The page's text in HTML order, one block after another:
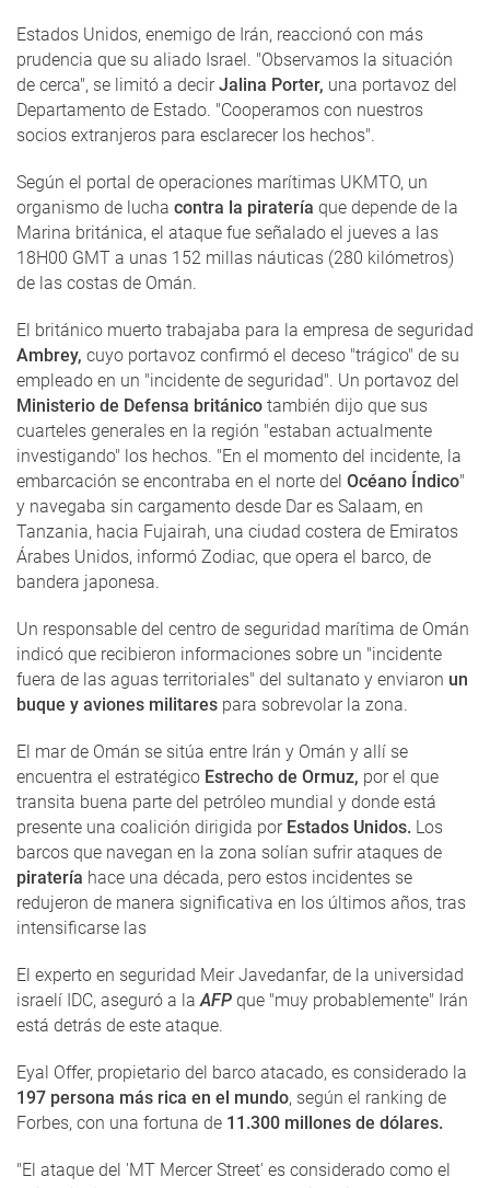
Estados Unidos, enemigo de Irán, reaccionó con más
prudencia que su aliado Israel. "Observamos la situación
de cerca", se limitó a decirJalina Porter, una portavoz del
Departamento de Estado. "Cooperamos con nuestros
socios extranjeros para esclarecer los hechos".
Según el portal de operaciones marítimas UKMTO, un
organismo de lucha contra la piratería que depende de la
Marina británica, el ataque fue señalado el jueves a las
18H00 GMT a unas 152 millas náuticas (280 kilómetros)
de las costas de Omán.
El británico muerto trabajaba para la empresa de seguridad
Ambrey, cuyo portavoz confirmó el deceso "trágico" de su
empleado en un "incidente de seguridad". Un portavoz del
Ministerio de Defensa británico también dijo que sus
cuarteles generales en la región "estaban actualmente
investigando" los hechos. "En el momento del incidente, la
embarcación se encontraba en el norte del Océano Índico"
y navegaba sin cargamento desde Dar es Salaam, en
Tanzania, hacia Fujairah, una ciudad costera de Emiratos
Árabes Unidos, informó Zodiac, que opera el barco, de
bandera japonesa.
Un responsable del centro de seguridad marítima de Omán
indicó que recibieron informaciones sobre un "incidente
fuera de las aguas territoriales" del sultanato y enviaron un
buque y aviones militares para sobrevolar la zona.
El mar de Omán se sitúa entre Irán y Omán y allí se
encuentra el estratégico Estrecho de Ormuz, por el que
transita buena parte del petróleo mundial y donde está
presente una coalición dirigida porEstados Unidos. Los
barcos que navegan en la zona solían sufrir ataques de
piratería hace una década, pero estos incidentes se
redujeron de manera significativa en los últimos años, tras
intensificarse las
El experto en seguridad Meir Javedanfar, de la universidad
israelí IDC, aseguró a laAFP que "muy probablemente" Irán
está detrás de este ataque.
Eyal Offer, propietario del barco atacado, es considerado la
197 persona más rica en el mundo, según el ranking de
Forbes, con una fortuna de 11.300 millones de dólares.
"El ataque del 'MT Mercer Street' es considerado como el